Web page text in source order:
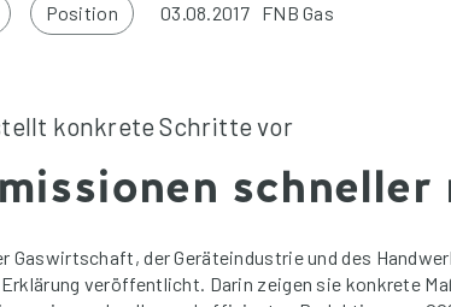
Position 03.08.2017 FNB Gas
konkrete Schritte vor
schneller
Gaswirtschaft, der Geräteindustrie und des
veröffentlicht. Darin zeigen sie konkrete